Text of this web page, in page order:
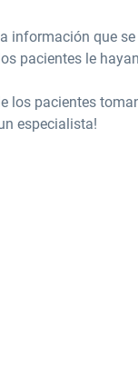
información que
pacientes le
los pacientes
especialista!